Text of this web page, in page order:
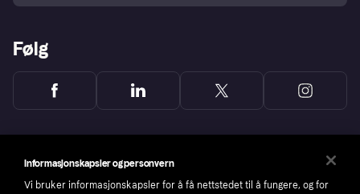
Følg
Informasjonskapsler og personvern
Vi bruker informasjonskapsler for å få nettstedet til å fungere, og for